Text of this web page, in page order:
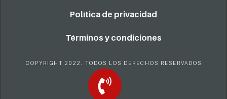
Política de privacidad
Términos y condiciones
COPYRIGHT 2022. TODOS LOS DERECHOS RESERVADOS